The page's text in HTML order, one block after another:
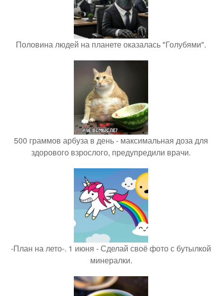
Половина людей на планете оказалась "Голубями".
500 граммов арбуза в день - максимальная доза для
здорового взрослого, предупредили врачи.
-План на лето-. 1 июня - Сделай своё фото с бутылкой
минералки.